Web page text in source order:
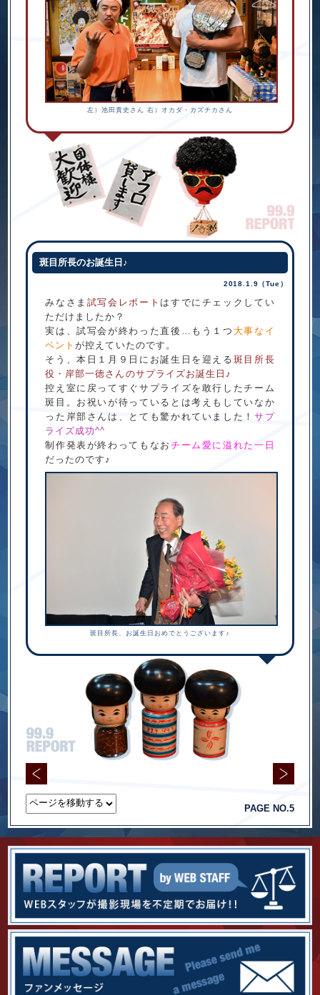
左）池田貴史さん 右）オカダ・カズチカさん
斑目所長のお誕生日♪
2018.1.9（Tue）
みなさま 試写会レポート はすでにチェックしてい
ただけましたか？
実は、試写会が終わった直後…もう１つ 大事なイ
ベントが控えていたのです。
そう、本日１月９日にお誕生日を迎える 斑目所長
役・岸部一徳さんのサプライズお誕生日♪
控え室に戻ってすぐサプライズを敢行したチーム
斑目。お祝いが待っているとは考えもしていなか
った岸部さんは、とても驚かれていました！ サプ
ライズ成功^^
制作発表が終わってもなお チーム愛に溢れた一日
だったのです♪
斑目所長、お誕生日おめでとうございます♪
PAGE NO.5